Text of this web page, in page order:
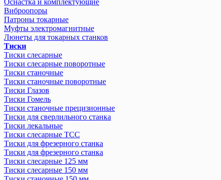
Оснастка и комплектующие
Виброопоры
Патроны токарные
Муфты электромагнитные
Люнеты для токарных станков
Тиски
Тиски слесарные
Тиски слесарные поворотные
Тиски станочные
Тиски станочные поворотные
Тиски Глазов
Тиски Гомель
Тиски станочные прецизионные
Тиски для сверлильного станка
Тиски лекальные
Тиски слесарные ТСС
Тиски для фрезерного станка
Тиски для фрезерного станка
Тиски слесарные 125 мм
Тиски слесарные 150 мм